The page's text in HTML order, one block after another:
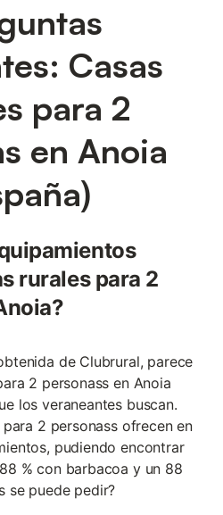
Casas
para 2
en Anoia
rurales para 2
de Clubrural, parece
2 personass en Anoia
los veraneantes buscan.
2 personass ofrecen en
pudiendo encontrar
% con barbacoa y un 88
se puede pedir?